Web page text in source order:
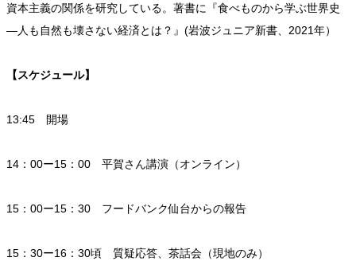
資本主義の関係を研究している。著書に『食べものから学ぶ世界史
―人も自然も壊さない経済とは？』(岩波ジュニア新書、2021年）
【スケジュール】
13:45 開場
14：00ー15：00 平賀さん講演（オンライン）
15：00ー15：30 フードバンク仙台からの報告
15：30ー16：30頃 質疑応答、茶話会（現地のみ）